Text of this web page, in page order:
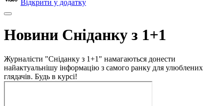
Відкрити у додатку
Новини Сніданку з 1+1
Журналісти "Сніданку з 1+1" намагаються донести
найактуальнішу інформацію з самого ранку для улюблених
глядачів. Будь в курсі!